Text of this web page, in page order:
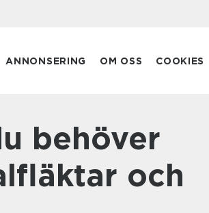
ANNONSERING OM OSS COOKIES
och